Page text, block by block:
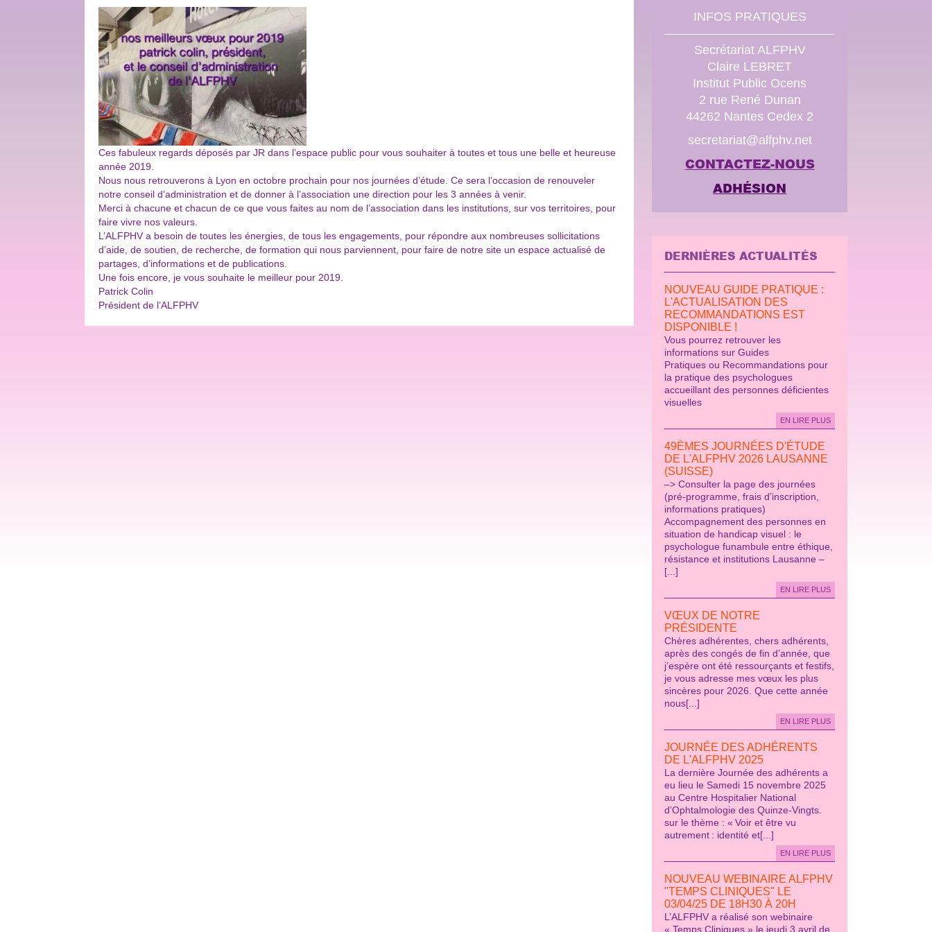
Ces fabuleux regards déposés par JR dans l’espace public pour vous souhaiter à toutes et tous une belle et heureuse
année 2019.
Nous nous retrouverons à Lyon en octobre prochain pour nos journées d’étude. Ce sera l’occasion de renouveler
notre conseil d’administration et de donner à l’association une direction pour les 3 années à venir.
Merci à chacune et chacun de ce que vous faites au nom de l’association dans les institutions, sur vos territoires, pour
faire vivre nos valeurs.
L’ALFPHV a besoin de toutes les énergies, de tous les engagements, pour répondre aux nombreuses sollicitations
d’aide, de soutien, de recherche, de formation qui nous parviennent, pour faire de notre site un espace actualisé de
partages, d’informations et de publications.
Une fois encore, je vous souhaite le meilleur pour 2019.
Patrick Colin
Président de l’ALFPHV
INFOS PRATIQUES
Secrétariat ALFPHV
Claire LEBRET
Institut Public Ocens
2 rue René Dunan
44262 Nantes Cedex 2
secretariat@alfphv.net
CONTACTEZ-NOUS
ADHÉSION
DERNIÈRES ACTUALITÉS
NOUVEAU GUIDE PRATIQUE :
L'ACTUALISATION DES
RECOMMANDATIONS EST
DISPONIBLE !
Vous pourrez retrouver les
informations sur Guides
Pratiques ou Recommandations pour
la pratique des psychologues
accueillant des personnes déficientes
visuelles
EN LIRE PLUS
49ÈMES JOURNÉES D'ÉTUDE
DE L'ALFPHV 2026 LAUSANNE
(SUISSE)
–> Consulter la page des journées
(pré-programme, frais d’inscription,
informations pratiques)
Accompagnement des personnes en
situation de handicap visuel : le
psychologue funambule entre éthique,
résistance et institutions Lausanne –
[...]
EN LIRE PLUS
VŒUX DE NOTRE
PRÉSIDENTE
Chères adhérentes, chers adhérents,
après des congés de fin d’année, que
j’espère ont été ressourçants et festifs,
je vous adresse mes vœux les plus
sincères pour 2026. Que cette année
nous[...]
EN LIRE PLUS
JOURNÉE DES ADHÉRENTS
DE L'ALFPHV 2025
La dernière Journée des adhérents a
eu lieu le Samedi 15 novembre 2025
au Centre Hospitalier National
d’Ophtalmologie des Quinze-Vingts.
sur le thème : « Voir et être vu
autrement : identité et[...]
EN LIRE PLUS
NOUVEAU WEBINAIRE ALFPHV
"TEMPS CLINIQUES" LE
03/04/25 DE 18H30 À 20H
L’ALFPHV a réalisé son webinaire
« Temps Cliniques » le jeudi 3 avril de